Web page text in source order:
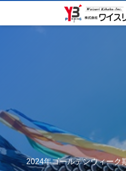
2024年ゴールデンウィーク